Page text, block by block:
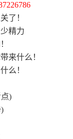
了！
精力
来什么！
么！
)